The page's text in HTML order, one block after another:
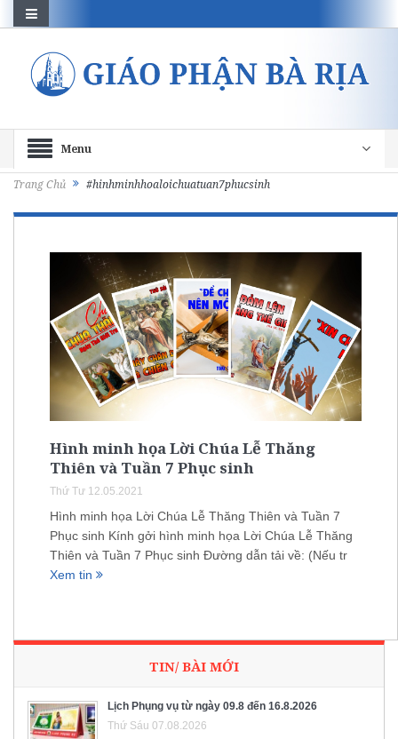
Menu
Trang Chủ #hinhminhhoaloichuatuan7phucsinh
Hình minh họa Lời Chúa Lễ Thăng
Thiên và Tuần 7 Phục sinh
Thứ Tư 12.05.2021
Hình minh họa Lời Chúa Lễ Thăng Thiên và Tuần 7
Phục sinh Kính gởi hình minh họa Lời Chúa Lễ Thăng
Thiên và Tuần 7 Phục sinh Đường dẫn tải về: (Nếu tr
Xem tin
TIN/ BÀI MỚI
Lịch Phụng vụ từ ngày 09.8 đến 16.8.2026
Thứ Sáu 07.08.2026